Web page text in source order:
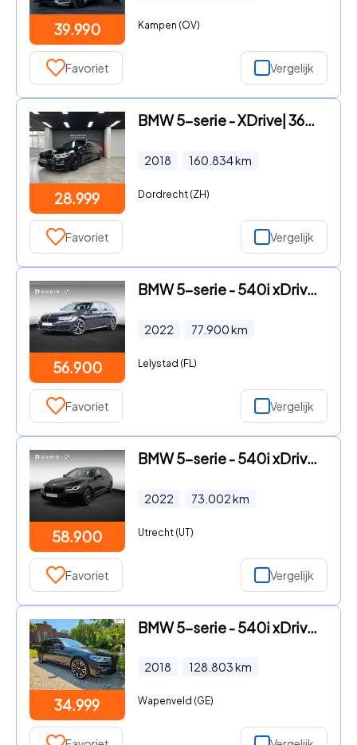
39.990 Kampen (OV)
Favoriet Vergelijk
28.999
BMW 5-serie - XDrive| 360 cam | Head up | Msport | Pano | Virtual
2018 160.834km
Dordrecht (ZH)
Favoriet Vergelijk
56.900
BMW 5-serie - 540i xDrive M-Sportpakket / Harman Kardon / Panoramadak / La
2022 77.900km
Lelystad (FL)
Favoriet Vergelijk
58.900
BMW 5-serie - 540i xDrive M Sportpakket | Comfortstoelen | Panoramadak | A
2022 73.002km
Utrecht (UT)
Favoriet Vergelijk
34.999
BMW 5-serie - 540i xDrive High LEER/pano/TREKHAAK/20inch
2018 128.803km
Wapenveld (GE)